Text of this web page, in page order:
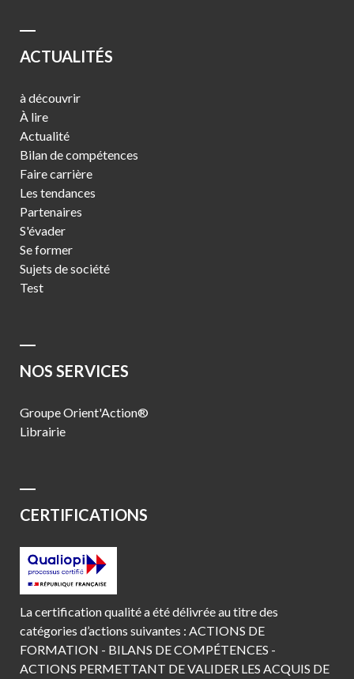
ACTUALITÉS
à découvrir
À lire
Actualité
Bilan de compétences
Faire carrière
Les tendances
Partenaires
S'évader
Se former
Sujets de société
Test
NOS SERVICES
Groupe Orient'Action®
Librairie
CERTIFICATIONS
La certification qualité a été délivrée au titre des
catégories d’actions suivantes : ACTIONS DE
FORMATION - BILANS DE COMPÉTENCES -
ACTIONS PERMETTANT DE VALIDER LES ACQUIS DE